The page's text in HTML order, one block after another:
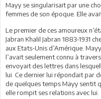
Mayy se singularisait par une
femmes de son époque. Elle
Le premier de ces amoureux
Jabran Khalil Jabran 1883-1931
aux Etats-Unis d’Amérique.
l’avait seulement connu à
envoyait des lettres dans
lui. Ce dernier lui répondait par
de quelques temps Mayy sentit
elle rompit ses relations avec lui.